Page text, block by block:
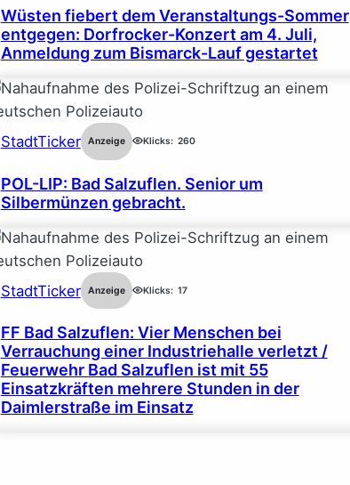
Wüsten fiebert dem Veranstaltungs-Sommer
entgegen: Dorfrocker-Konzert am 4. Juli,
Anmeldung zum Bismarck-Lauf gestartet
StadtTicker Anzeige Klicks: 260
POL-LIP: Bad Salzuflen. Senior um
Silbermünzen gebracht.
StadtTicker Anzeige Klicks: 17
FF Bad Salzuflen: Vier Menschen bei
Verrauchung einer Industriehalle verletzt /
Feuerwehr Bad Salzuflen ist mit 55
Einsatzkräften mehrere Stunden in der
Daimlerstraße im Einsatz